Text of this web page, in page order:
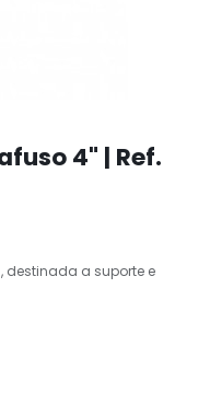
4" | Ref.
a suporte e